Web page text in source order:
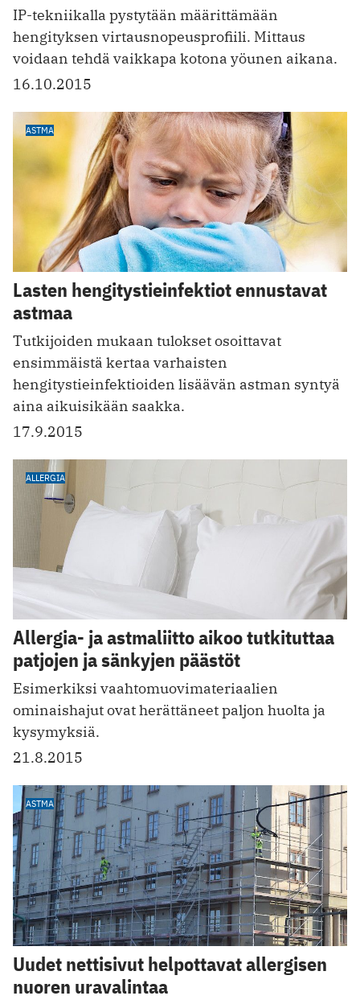
IP-tekniikalla pystytään määrittämään
hengityksen virtausnopeusprofiili. Mittaus
voidaan tehdä vaikkapa kotona yöunen aikana.
16.10.2015
ASTMA
Lasten hengitystieinfektiot ennustavat
astmaa
Tutkijoiden mukaan tulokset osoittavat
ensimmäistä kertaa varhaisten
hengitystieinfektioiden lisäävän astman syntyä
aina aikuisikään saakka.
17.9.2015
ALLERGIA
Allergia- ja astmaliitto aikoo tutkituttaa
patjojen ja sänkyjen päästöt
Esimerkiksi vaahtomuovimateriaalien
ominaishajut ovat herättäneet paljon huolta ja
kysymyksiä.
21.8.2015
ASTMA
Uudet nettisivut helpottavat allergisen
nuoren uravalintaa